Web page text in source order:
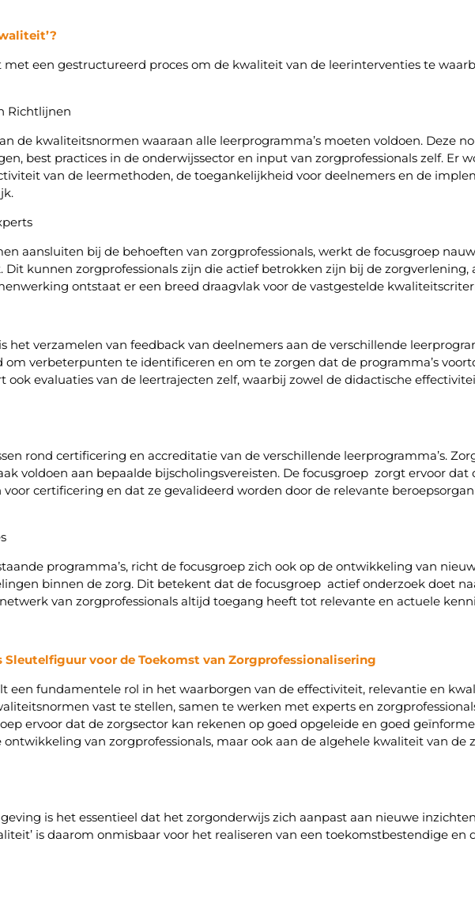
met een gestructureerd proces om de kwaliteit van de leerinterventies te
Richtlijnen
de kwaliteitsnormen waaraan alle leerprogramma’s moeten voldoen. Deze
best practices in de onderwijssector en input van zorgprofessionals zelf. Er
van de leermethoden, de toegankelijkheid voor deelnemers en de
aansluiten bij de behoeften van zorgprofessionals, werkt de focusgroep
kunnen zorgprofessionals zijn die actief betrokken zijn bij de zorgverlening,
ontstaat er een breed draagvlak voor de vastgestelde
verzamelen van feedback van deelnemers aan de verschillende
verbeterpunten te identificeren en om te zorgen dat de programma’s
ook evaluaties van de leertrajecten zelf, waarbij zowel de didactische
rond certificering en accreditatie van de verschillende leerprogramma’s.
voldoen aan bepaalde bijscholingsvereisten. De focusgroep zorgt ervoor dat
certificering en dat ze gevalideerd worden door de relevante
programma’s, richt de focusgroep zich ook op de ontwikkeling van
binnen de zorg. Dit betekent dat de focusgroep actief onderzoek doet
van zorgprofessionals altijd toegang heeft tot relevante en actuele
Sleutelfiguur voor de Toekomst van Zorgprofessionalisering
een fundamentele rol in het waarborgen van de effectiviteit, relevantie en
vast te stellen, samen te werken met experts en
ervoor dat de zorgsector kan rekenen op goed opgeleide en goed
van zorgprofessionals, maar ook aan de algehele kwaliteit van de
is het essentieel dat het zorgonderwijs zich aanpast aan nieuwe
is daarom onmisbaar voor het realiseren van een toekomstbestendige en